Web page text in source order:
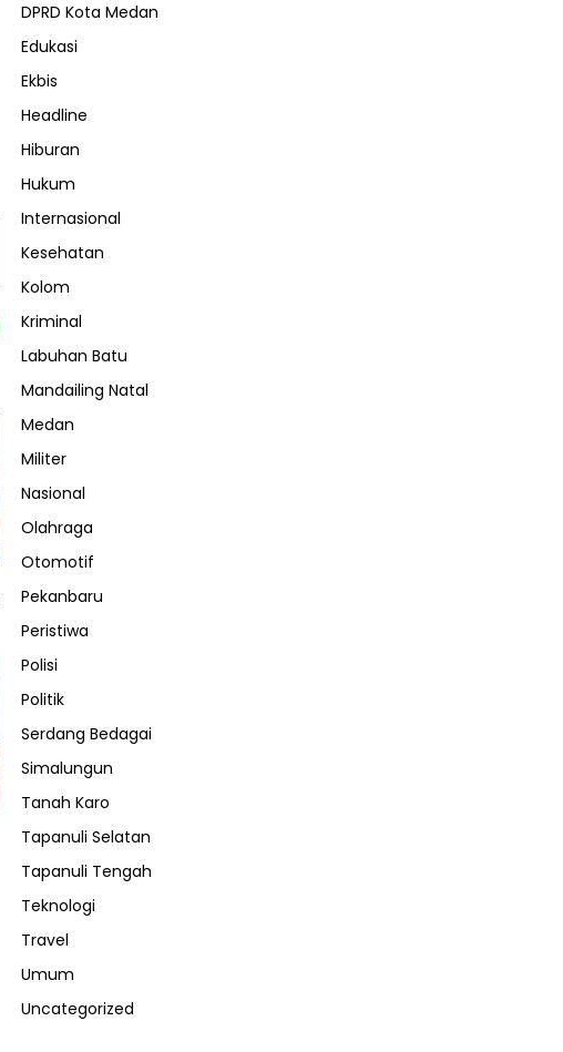
DPRD Kota Medan
Edukasi
Ekbis
Headline
Hiburan
Hukum
Internasional
Kesehatan
Kolom
Kriminal
Labuhan Batu
Mandailing Natal
Medan
Militer
Nasional
Olahraga
Otomotif
Pekanbaru
Peristiwa
Polisi
Politik
Serdang Bedagai
Simalungun
Tanah Karo
Tapanuli Selatan
Tapanuli Tengah
Teknologi
Travel
Umum
Uncategorized